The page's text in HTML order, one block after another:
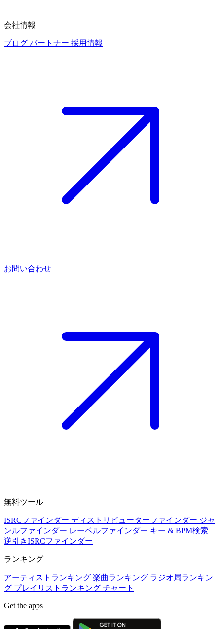
会社情報
ブログ パートナー 採用情報
お問い合わせ
無料ツール
ISRCファインダー ディストリビューターファインダー ジャ
ンルファインダー レーベルファインダー キー & BPM検索
逆引きISRCファインダー
ランキング
アーティストランキング 楽曲ランキング ラジオ局ランキン
グ プレイリストランキング チャート
Get the apps